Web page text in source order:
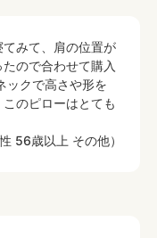
みて、肩の位置が
ので合わせて購入
ックで高さや形を
のピローはとても
性 56歳以上 その他）